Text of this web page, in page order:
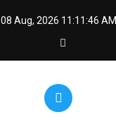
08 Aug, 2026 11:11:47 AM